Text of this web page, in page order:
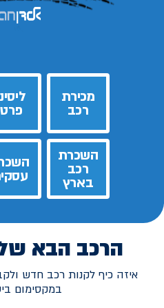
מכירת
רכב
השכרת
רכב
בארץ
הרכב הבא
איזה כיף לקנות רכב חדש
במקסימום